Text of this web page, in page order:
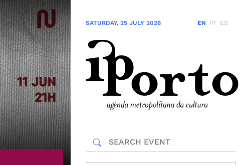
SATURDAY, 25 JULY 2026 EN PT ES